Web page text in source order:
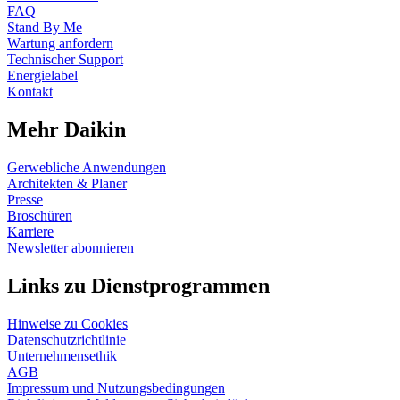
FAQ
Stand By Me
Wartung anfordern
Technischer Support
Energielabel
Kontakt
Mehr Daikin
Gerwebliche Anwendungen
Architekten & Planer
Presse
Broschüren
Karriere
Newsletter abonnieren
Links zu Dienstprogrammen
Hinweise zu Cookies
Datenschutzrichtlinie
Unternehmensethik
AGB
Impressum und Nutzungsbedingungen